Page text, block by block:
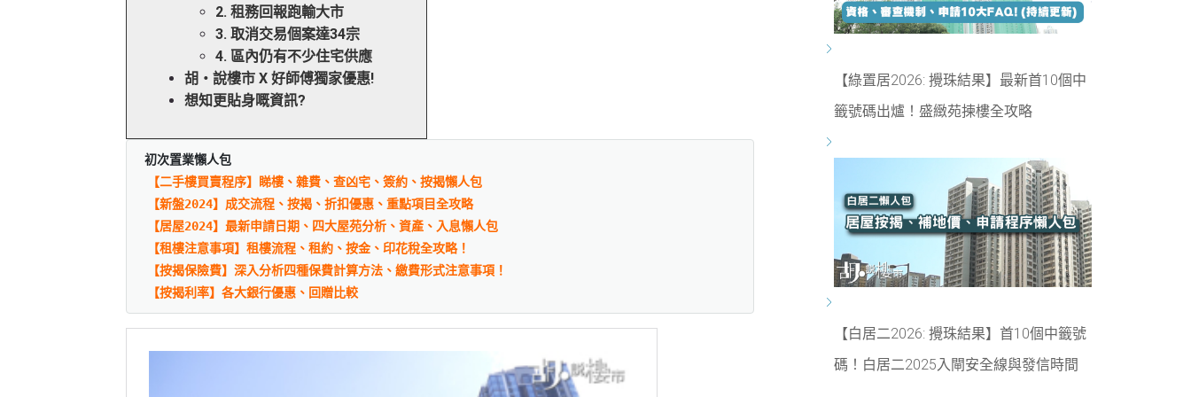
2. 租務回報跑輸大市
3. 取消交易個案達34宗
4. 區內仍有不少住宅供應
胡‧說樓市 X 好師傅獨家優惠!
想知更貼身嘅資訊?
初次置業懶人包
【二手樓買賣程序】睇樓、雜費、查凶宅、簽約、按揭懶人包
【新盤2024】成交流程、按揭、折扣優惠、重點項目全攻略
【居屋2024】最新申請日期、四大屋苑分析、資產、入息懶人包
【租樓注意事項】租樓流程、租約、按金、印花稅全攻略！
【按揭保險費】深入分析四種保費計算方法、繳費形式注意事項！
【按揭利率】各大銀行優惠、回贈比較
【綠置居2026: 攪珠結果】最新首10個中
籤號碼出爐！盛緻苑揀樓全攻略
【白居二2026: 攪珠結果】首10個中籤號
碼！白居二2025入閘安全線與發信時間